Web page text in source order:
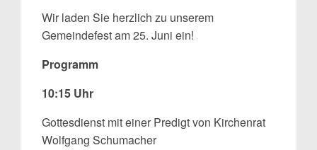
Wir laden Sie herzlich zu unserem
Gemeindefest am 25. Juni ein!
Programm
10:15 Uhr
Gottesdienst mit einer Predigt von Kirchenrat
Wolfgang Schumacher